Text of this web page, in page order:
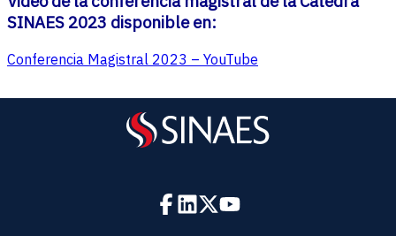
SINAES 2023 disponible en:
Conferencia Magistral 2023 – YouTube